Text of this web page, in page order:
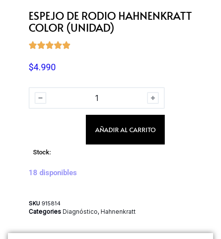
ESPEJO DE RODIO HAHNENKRATT
COLOR (UNIDAD)

$4.990
AÑADIR AL CARRITO
Stock:
18 disponibles
SKU 915814
Categories Diagnóstico, Hahnenkratt